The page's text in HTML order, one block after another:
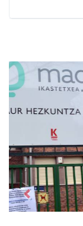
Previous